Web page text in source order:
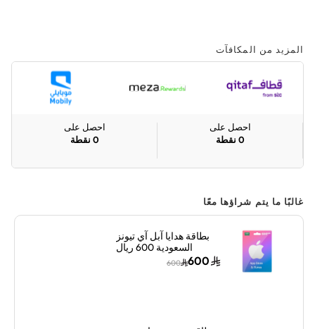
المزيد من المكافآت
احصل على
0 نقطة
احصل على
0 نقطة
غالبًا ما يتم شراؤها معًا
بطاقة هدايا آبل آي تيونز
السعودية 600 ريال
سعودي إرسال الكود
الرقمي بالبريد الإلكتروني
600
600